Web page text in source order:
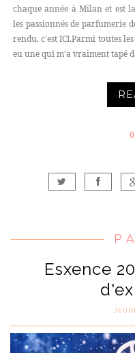
chaque année à Milan et est
les passionnés de parfumerie
rendu, c'est ICI.Parmi toutes
eu une qui m'a vraiment tapé
Esxence